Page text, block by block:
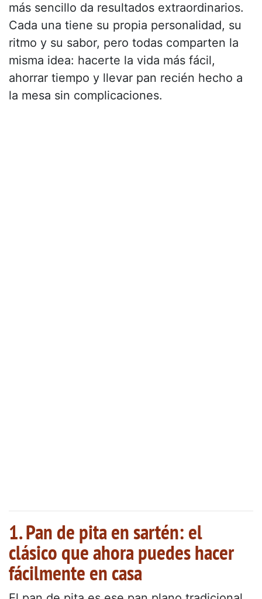
más sencillo da resultados extraordinarios.
Cada una tiene su propia personalidad, su
ritmo y su sabor, pero todas comparten la
misma idea: hacerte la vida más fácil,
ahorrar tiempo y llevar pan recién hecho a
la mesa sin complicaciones.
1. Pan de pita en sartén: el
clásico que ahora puedes hacer
fácilmente en casa